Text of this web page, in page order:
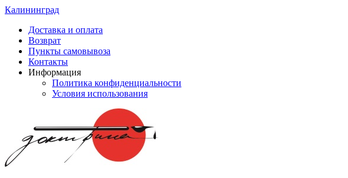
Калининград
Доставка и оплата
Возврат
Пункты самовывоза
Контакты
Информация
Политика конфиденциальности
Условия использования